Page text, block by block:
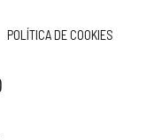
POLÍTICA DE COOKIES